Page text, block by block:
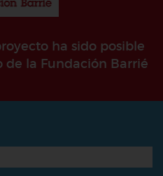
ha sido posible
de la Fundación Barrié